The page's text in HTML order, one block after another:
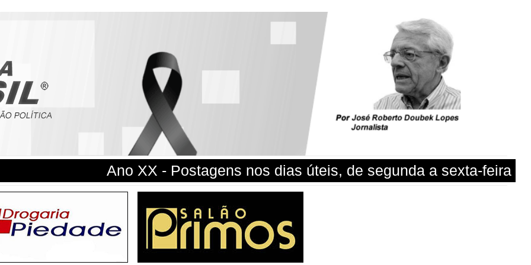
Ano XX - Postagens nos dias úteis, de segunda a sexta-feira